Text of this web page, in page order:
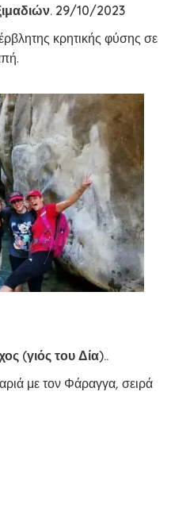
29/10/2023
κρητικής φύσης σε
(γιός του Δία)..
με τον Φάραγγα, σειρά